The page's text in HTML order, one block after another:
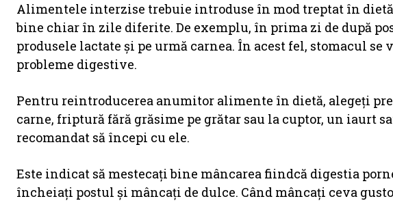
Alimentele interzise trebuie introduse în mod treptat în
bine chiar în zile diferite. De exemplu, în prima zi de după
produsele lactate şi pe urmă carnea. În acest fel, stomacul
probleme digestive.
Pentru reintroducerea anumitor alimente în dietă, alegeţi
carne, friptură fără grăsime pe grătar sau la cuptor, un iaurt
recomandat să începi cu ele.
Este indicat să mestecaţi bine mâncarea fiindcă digestia
încheiați postul şi mâncați de dulce. Când mâncați ceva